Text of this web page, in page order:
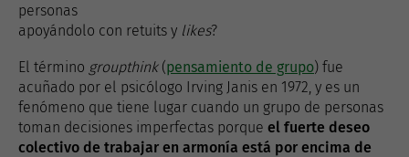
personas
apoyándolo con retuits y likes?
El término groupthink(pensamiento de grupo) fue
acuñado por el psicólogo Irving Janis en 1972, y es un
fenómeno que tiene lugar cuando un grupo de personas
toman decisiones imperfectas porque el fuerte deseo
colectivo de trabajar en armonía está por encima de